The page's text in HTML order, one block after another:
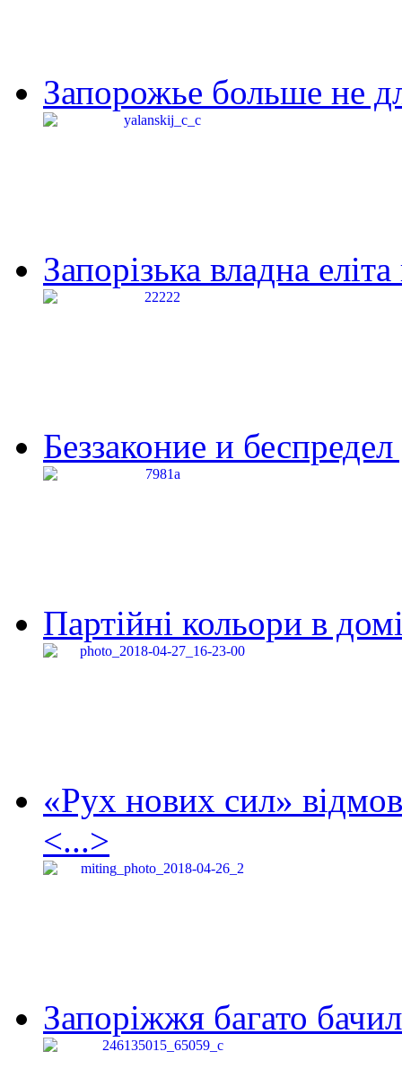
Запорожье больше не
Запорізька владна
Беззаконие и
Партійні кольори в
«Рух нових сил»
<...>
Запоріжжя багато